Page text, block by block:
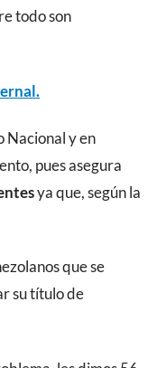
todo son
Nacional y en
pues asegura
ya que, según la
que se
su título de